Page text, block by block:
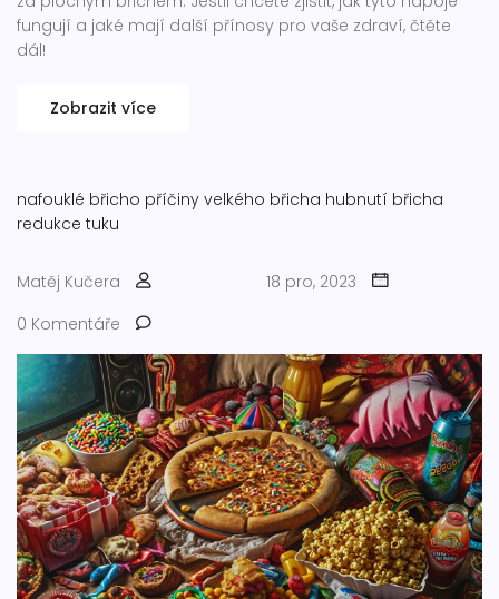
fungují a jaké mají další přínosy pro vaše zdraví, čtěte
dál!
Zobrazit více
nafouklé břicho příčiny velkého břicha hubnutí břicha
redukce tuku
Matěj Kučera
18 pro, 2023
0 Komentáře